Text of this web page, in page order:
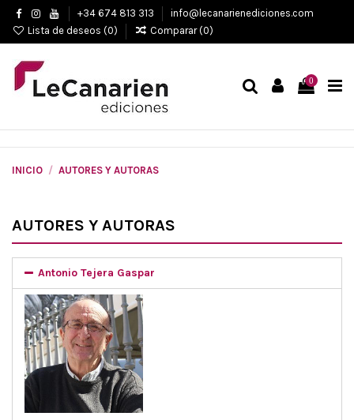
+34 674 813 313
info@lecanarienediciones.com
Lista de deseos (0) Comparar (0)
0
INICIO AUTORES Y AUTORAS
AUTORES Y AUTORAS
Antonio Tejera Gaspar